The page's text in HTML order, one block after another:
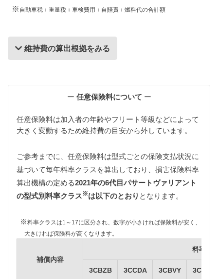
※ 自動車税＋重量税＋車検費用＋自賠責＋燃料代の合計額
維持費の算出根拠をみる
維持費の算出根拠
自動車税
自動車税は排気量によって異なります。
3CBZB/3CCDA/3CBVY/3CAXX/3CCAW型パサートヴ
ァリアントは3000〜3500cc、3CBWSF型パサートヴ
ァリアントは3500〜4000ccの課税クラスに該当しま
す。
また新車登録後13年以上が経過する一部の年式の6代
目パサートヴァリアントについては環境負荷の観点
から自動車税が約15%増額されますが、維持費は標
ー 任意保険料について ー
任意保険料は加入者の年齢やフリート等級などによって
大きく変動するため維持費の目安から外しています。
ご参考までに、任意保険料は型式ごとの保険支払状況に
基づいて毎年料率クラスを算出しており、損害保険料率
算出機構の定める2021年の6代目パサートヴァリアント
の型式別料率クラス※は以下のとおり となります。
※料率クラスは1～17に区分され、数字が小さければ保険料が安く、
大きければ保険料が高くなります。
補償内容
料率ク
3CBZB 3CCDA 3CBVY 3CAXX